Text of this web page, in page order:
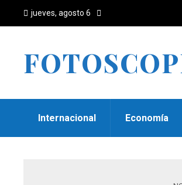
jueves, agosto 6
Internacional Economía